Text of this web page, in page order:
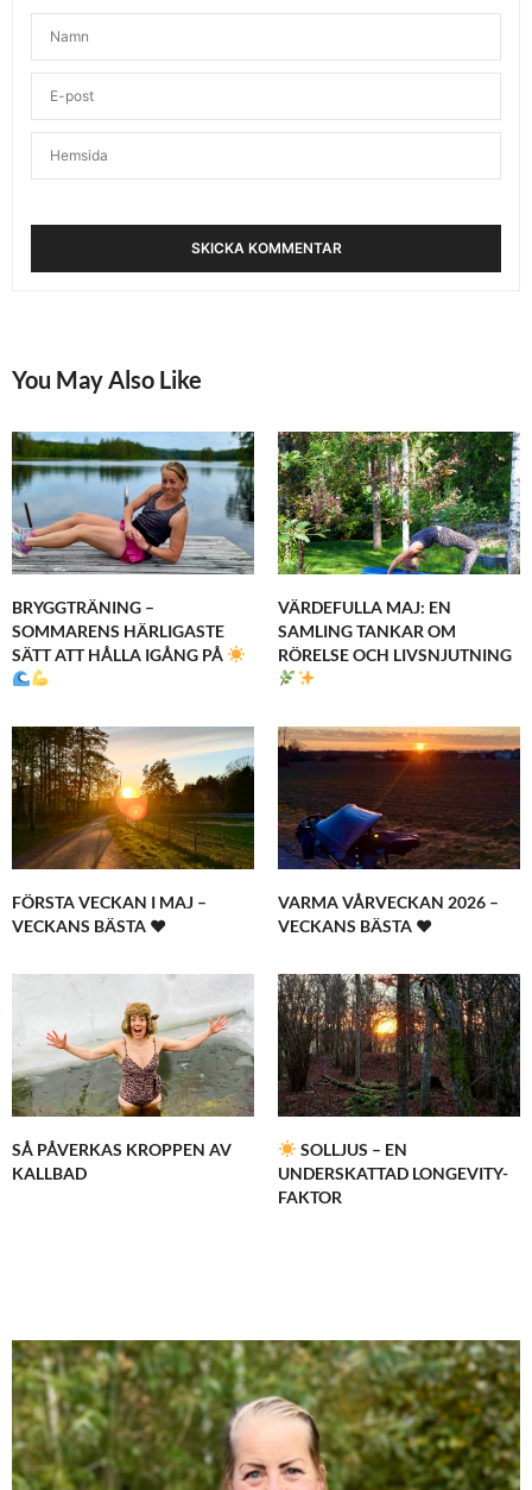
You May Also Like
BRYGGTRÄNING –
SOMMARENS HÄRLIGASTE
SÄTT ATT HÅLLA IGÅNG PÅ
VÄRDEFULLA MAJ: EN
SAMLING TANKAR OM
RÖRELSE OCH LIVSNJUTNING
FÖRSTA VECKAN I MAJ –
VECKANS BÄSTA ♥
VARMA VÅRVECKAN 2026 –
VECKANS BÄSTA ♥
SÅ PÅVERKAS KROPPEN AV
KALLBAD
SOLLJUS – EN
UNDERSKATTAD LONGEVITY-
FAKTOR